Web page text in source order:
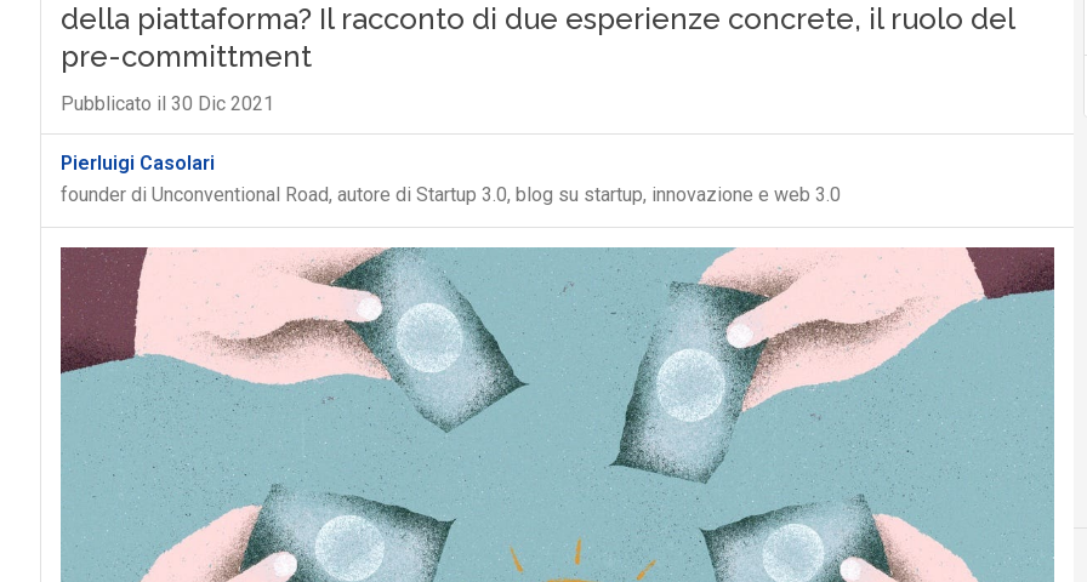
della piattaforma? Il racconto di due esperienze concrete, il ruolo del
pre-committment
Pubblicato il 30 Dic 2021
Pierluigi Casolari
founder di Unconventional Road, autore di Startup 3.0, blog su startup, innovazione e web 3.0